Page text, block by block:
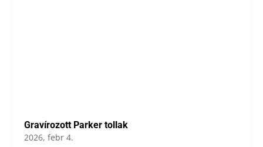
Gravírozott Parker tollak
2026, febr 4.